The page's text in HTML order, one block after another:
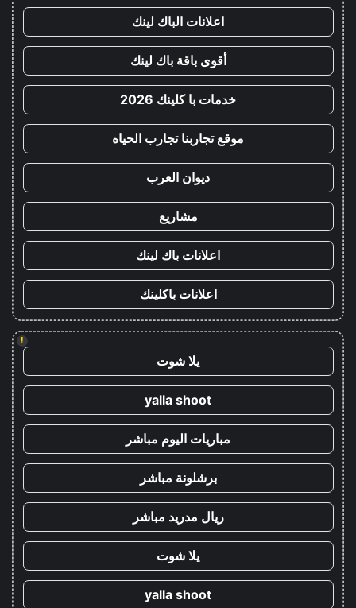
اعلانات الباك لينك
أقوى باقة باك لينك
خدمات با كلينك 2026
موقع تجاربنا تجارب الحياه
ديوان العرب
مشاريع
اعلانات باك لينك
اعلانات باكلينك
!
يلا شوت
yalla shoot
مباريات اليوم مباشر
برشلونة مباشر
ريال مدريد مباشر
يلا شوت
yalla shoot